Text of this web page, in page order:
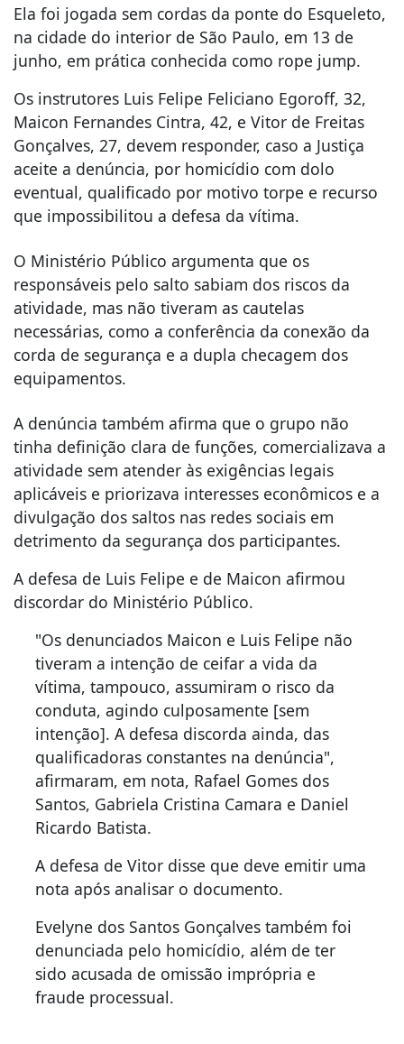
Ela foi jogada sem cordas da ponte do Esqueleto,
na cidade do interior de São Paulo, em 13 de
junho, em prática conhecida como rope jump.
Os instrutores Luis Felipe Feliciano Egoroff, 32,
Maicon Fernandes Cintra, 42, e Vitor de Freitas
Gonçalves, 27, devem responder, caso a Justiça
aceite a denúncia, por homicídio com dolo
eventual, qualificado por motivo torpe e recurso
que impossibilitou a defesa da vítima.
O Ministério Público argumenta que os
responsáveis pelo salto sabiam dos riscos da
atividade, mas não tiveram as cautelas
necessárias, como a conferência da conexão da
corda de segurança e a dupla checagem dos
equipamentos.
A denúncia também afirma que o grupo não
tinha definição clara de funções, comercializava a
atividade sem atender às exigências legais
aplicáveis e priorizava interesses econômicos e a
divulgação dos saltos nas redes sociais em
detrimento da segurança dos participantes.
A defesa de Luis Felipe e de Maicon afirmou
discordar do Ministério Público.
"Os denunciados Maicon e Luis Felipe não
tiveram a intenção de ceifar a vida da
vítima, tampouco, assumiram o risco da
conduta, agindo culposamente [sem
intenção]. A defesa discorda ainda, das
qualificadoras constantes na denúncia",
afirmaram, em nota, Rafael Gomes dos
Santos, Gabriela Cristina Camara e Daniel
Ricardo Batista.
A defesa de Vitor disse que deve emitir uma
nota após analisar o documento.
Evelyne dos Santos Gonçalves também foi
denunciada pelo homicídio, além de ter
sido acusada de omissão imprópria e
fraude processual.